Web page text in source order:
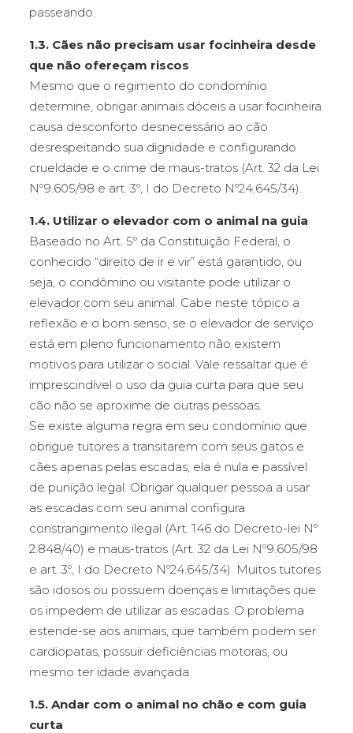
passeando.
1.3. Cães não precisam usar focinheira desde
que não ofereçam riscos
Mesmo que o regimento do condomínio
determine, obrigar animais dóceis a usar focinheira
causa desconforto desnecessário ao cão
desrespeitando sua dignidade e configurando
crueldade e o crime de maus-tratos (Art. 32 da Lei
Nº9.605/98 e art. 3º, I do Decreto Nº24.645/34).
1.4. Utilizar o elevador com o animal na guia
Baseado no Art. 5º da Constituição Federal, o
conhecido “direito de ir e vir” está garantido, ou
seja, o condômino ou visitante pode utilizar o
elevador com seu animal. Cabe neste tópico a
reflexão e o bom senso, se o elevador de serviço
está em pleno funcionamento não existem
motivos para utilizar o social. Vale ressaltar que é
imprescindível o uso da guia curta para que seu
cão não se aproxime de outras pessoas.
Se existe alguma regra em seu condomínio que
obrigue tutores a transitarem com seus gatos e
cães apenas pelas escadas, ela é nula e passível
de punição legal. Obrigar qualquer pessoa a usar
as escadas com seu animal configura
constrangimento ilegal (Art. 146 do Decreto-lei Nº
2.848/40) e maus-tratos (Art. 32 da Lei Nº9.605/98
e art. 3º, I do Decreto Nº24.645/34). Muitos tutores
são idosos ou possuem doenças e limitações que
os impedem de utilizar as escadas. O problema
estende-se aos animais, que também podem ser
cardiopatas, possuir deficiências motoras, ou
mesmo ter idade avançada.
1.5. Andar com o animal no chão e com guia
curta